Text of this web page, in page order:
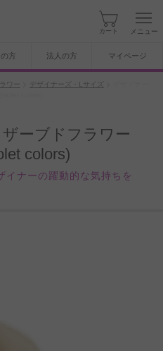
カート メニュー
方 法人の方 マイページ
ワー デザイナーズ・Lサイズ
ーブドフラワー
colors)
イナーの躍動的な気持ちを